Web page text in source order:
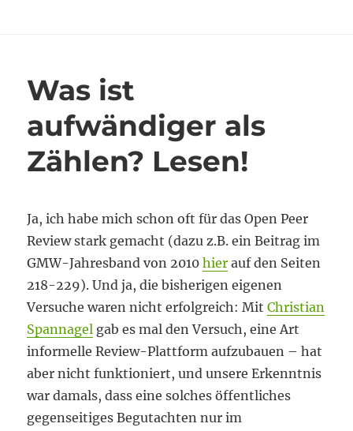
Was ist
aufwändiger als
Zählen? Lesen!
Ja, ich habe mich schon oft für das Open Peer
Review stark gemacht (dazu z.B. ein Beitrag im
GMW-Jahresband von 2010hier auf den Seiten
218-229). Und ja, die bisherigen eigenen
Versuche waren nicht erfolgreich: MitChristian
Spannagel gab es mal den Versuch, eine Art
informelle Review-Plattform aufzubauen – hat
aber nicht funktioniert, und unsere Erkenntnis
war damals, dass eine solches öffentliches
gegenseitiges Begutachten nur im